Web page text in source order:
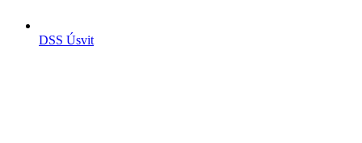
DSS Úsvit